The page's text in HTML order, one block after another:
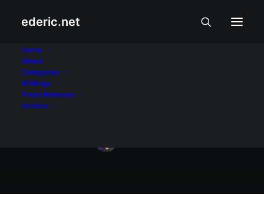
ederic.net
Home
About
Categories
Writings
Press Releases
Archive
Pagsamba at Pakikibaka
Online martial law